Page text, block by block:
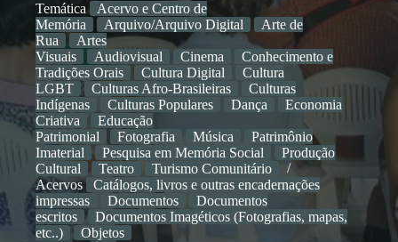
Temática
Acervo e Centro de
Memória
Arquivo/Arquivo Digital
Arte de
Rua
Artes
Visuais
Audiovisual Cinema
Conhecimento e
Tradições Orais
Cultura Digital
Cultura
LGBT
Culturas Afro-Brasileiras
Culturas
Indígenas
Culturas Populares Dança
Economia
Criativa
Educação
Patrimonial
Fotografia Música
Patrimônio
Imaterial
Pesquisa em Memória Social
Produção
Cultural
Teatro
Turismo Comunitário
Acervos
Catálogos, livros e outras encadernações
impressas
Documentos
Documentos
escritos
Documentos Imagéticos (Fotografias, mapas,
etc..)
Objetos